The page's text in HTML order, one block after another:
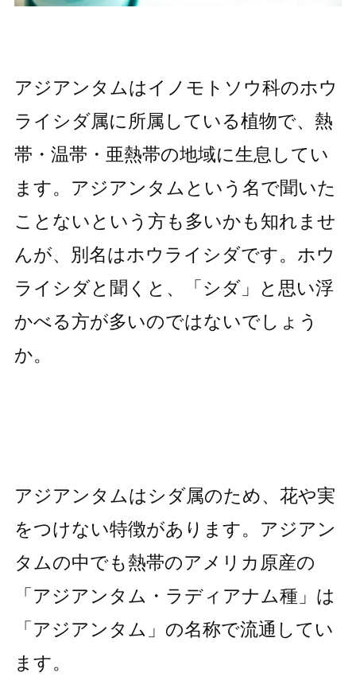
アジアンタムはイノモトソウ科のホウ
ライシダ属に所属している植物で、熱
帯・温帯・亜熱帯の地域に生息してい
ます。アジアンタムという名で聞いた
ことないという方も多いかも知れませ
んが、別名はホウライシダです。ホウ
ライシダと聞くと、「シダ」と思い浮
かべる方が多いのではないでしょう
か。
アジアンタムはシダ属のため、花や実
をつけない特徴があります。アジアン
タムの中でも熱帯のアメリカ原産の
「アジアンタム・ラディアナム種」は
「アジアンタム」の名称で流通してい
ます。